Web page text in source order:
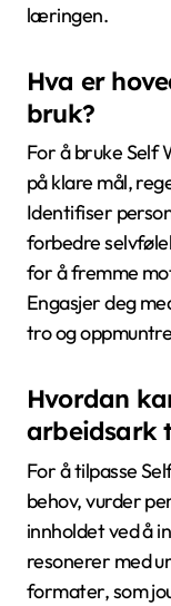
selvfølelse
selvbevissthet
Hvordan
For å
Worksheets, bør
reflektere over
hverdagen.
bygger
fullføre ett
motivasjon. I
læringen.
Hva er
bruk?